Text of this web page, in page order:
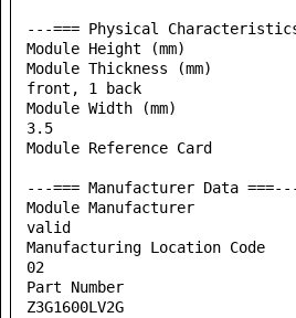
---=== Physical
Module Height (mm)
Module Thickness (mm)
front, 1 back
Module Width (mm)
3.5
Module Reference Card
---=== Manufacturer Data
Module Manufacturer
valid
Manufacturing Location
02
Part Number
Z3G1600LV2G